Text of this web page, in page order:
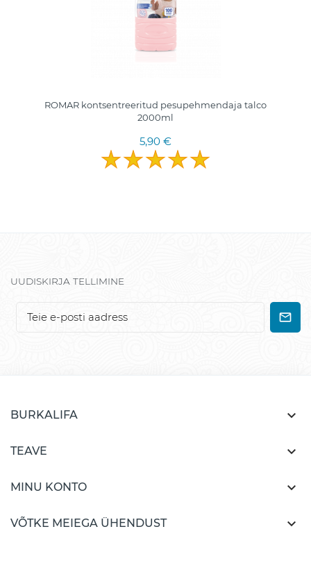
ROMAR kontsentreeritud pesupehmendaja talco
2000ml
5,90 €
UUDISKIRJA TELLIMINE
BURKALIFA 
TEAVE 
MINU KONTO 
VÕTKE MEIEGA ÜHENDUST 